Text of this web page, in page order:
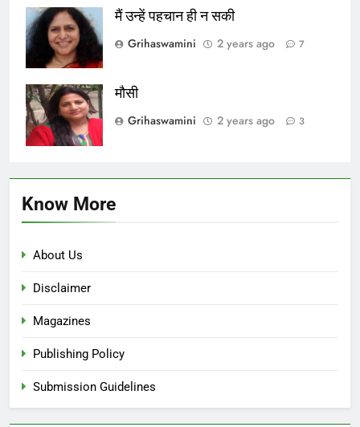
मैं उन्हें पहचान ही न सकी
Grihaswamini
2 years ago 7
मौसी
Grihaswamini
2 years ago 3
Know More
About Us
Disclaimer
Magazines
Publishing Policy
Submission Guidelines